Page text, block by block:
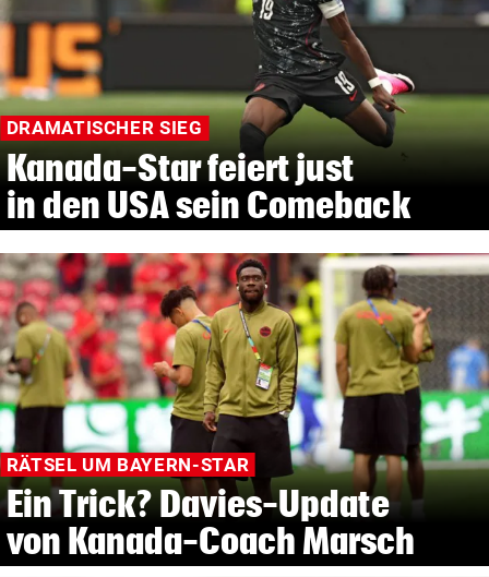
DRAMATISCHER SIEG
Kanada-Star feiert just
in den USA sein Comeback
RÄTSEL UM BAYERN-STAR
Ein Trick? Davies-Update
von Kanada-Coach Marsch